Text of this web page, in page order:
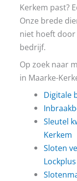
Kerkem past?
Onze brede
niet hoeft door
bedrijf.
Op zoek naar
in Maarke-
Digitale
Sleutel
Kerkem
Sloten
Lockplus